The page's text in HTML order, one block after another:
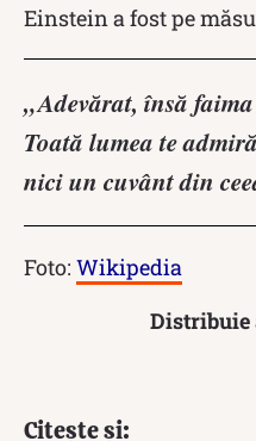
Einstein a fost pe
„Adevărat, însă
Toată lumea te
nici un cuvânt din
Foto: Wikipedia
Distribuie
Citește și: